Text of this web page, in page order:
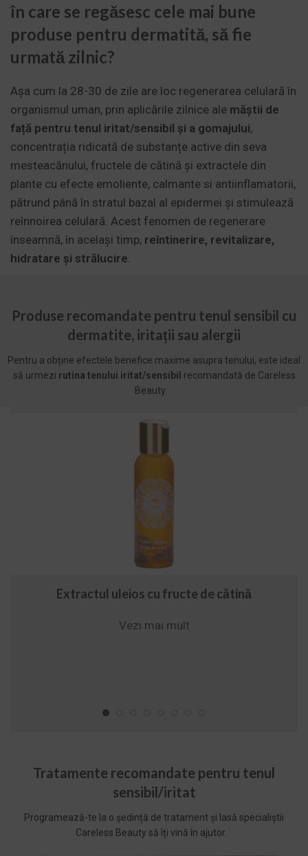
în care se regăsesc cele mai bune
produse pentru dermatită, să fie
urmată zilnic?
Așa cum la 28-30 de zile are loc regenerarea celulară în
organismul uman, prin aplicările zilnice ale măștii de
față pentru tenul iritat/sensibil și a gomajului,
concentrația ridicată de substanțe active din seva
mesteacănului, fructele de cătină și extractele din
plante cu efecte emoliente, calmante si antiinflamatorii,
pătrund până în stratul bazal al epidermei și stimulează
reînnoirea celulară. Acest fenomen de regenerare
înseamnă, în același timp, reîntinerire, revitalizare,
hidratare și strălucire
Produse recomandate pentru tenul sensibil cu
dermatite, iritații sau alergii
Pentru a obține efectele benefice maxime asupra tenului, este ideal
să urmezi rutina tenului iritat/sensibil recomandată de Careless
Beauty.
Extractul uleios cu fructe de cătină
Vezi mai mult
Tratamente recomandate pentru tenul
sensibil/iritat
Programează-te la o ședință de tratament și lasă specialiștii
Careless Beauty să îți vină în ajutor.